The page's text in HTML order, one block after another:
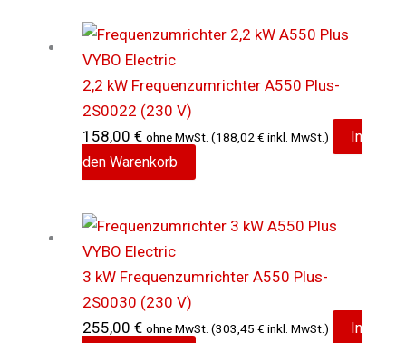
2,2 kW Frequenzumrichter A550 Plus-
2S0022 (230 V)
158,00 € ohne MwSt. (188,02€ inkl. MwSt.)
In
den Warenkorb
3 kW Frequenzumrichter A550 Plus-
2S0030 (230 V)
255,00 € ohne MwSt. (303,45 € inkl. MwSt.)
In